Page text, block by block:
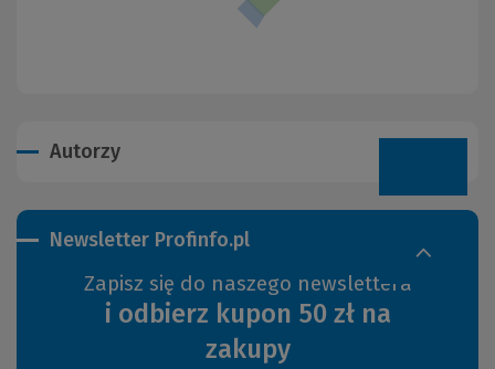
Autorzy
Newsletter Profinfo.pl
Zapisz się do naszego newslettera
i odbierz kupon 50 zł na
zakupy